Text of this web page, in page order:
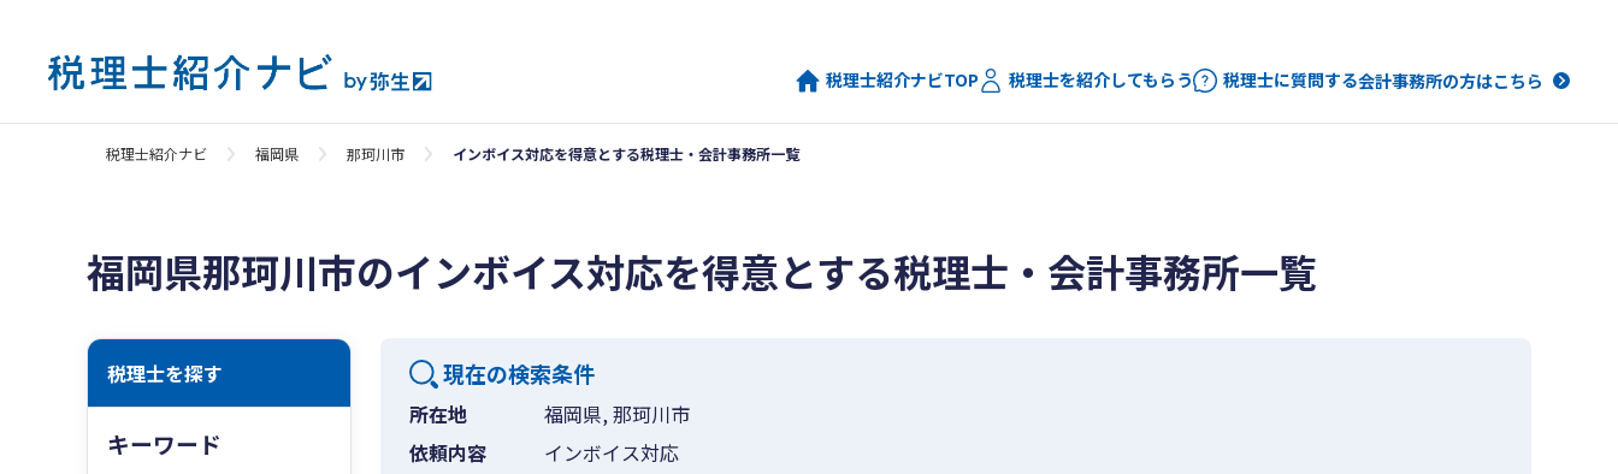
税理士紹介ナビTOP 税理士を紹介してもらう 税理士に質問する会計事務所の方はこちら
税理士紹介ナビ 福岡県 那珂川市 インボイス対応を得意とする税理士・会計事務所一覧
福岡県那珂川市のインボイス対応を得意とする税理士・会計事務所一覧
税理士を探す
キーワード
現在の検索条件
所在地
福岡県, 那珂川市
依頼内容
インボイス対応